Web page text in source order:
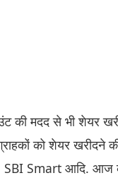
की मदद से भी शेयर
को शेयर खरीदने
Smart आदि. आज